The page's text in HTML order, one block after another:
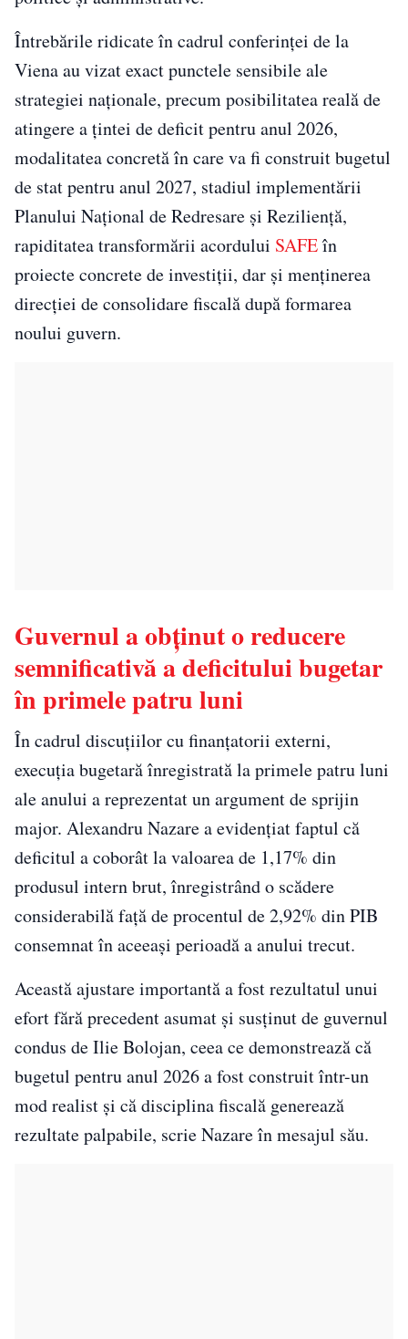
Întrebările ridicate în cadrul conferinței de la
Viena au vizat exact punctele sensibile ale
strategiei naționale, precum posibilitatea reală de
atingere a țintei de deficit pentru anul 2026,
modalitatea concretă în care va fi construit bugetul
de stat pentru anul 2027, stadiul implementării
Planului Național de Redresare și Reziliență,
rapiditatea transformării acordului SAFEîn
proiecte concrete de investiții, dar și menținerea
direcției de consolidare fiscală după formarea
noului guvern.
Guvernul a obținut o reducere
semnificativă a deficitului bugetar
în primele patru luni
În cadrul discuțiilor cu finanțatorii externi,
execuția bugetară înregistrată la primele patru luni
ale anului a reprezentat un argument de sprijin
major. Alexandru Nazare a evidențiat faptul că
deficitul a coborât la valoarea de 1,17% din
produsul intern brut, înregistrând o scădere
considerabilă față de procentul de 2,92% din PIB
consemnat în aceeași perioadă a anului trecut.
Această ajustare importantă a fost rezultatul unui
efort fără precedent asumat și susținut de guvernul
condus de Ilie Bolojan, ceea ce demonstrează că
bugetul pentru anul 2026 a fost construit într-un
mod realist și că disciplina fiscală generează
rezultate palpabile, scrie Nazare în mesajul său.